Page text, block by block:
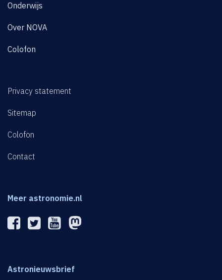
Onderwijs
Over NOVA
Colofon
Privacy statement
Sitemap
Colofon
Contact
Meer astronomie.nl
Astronieuwsbrief